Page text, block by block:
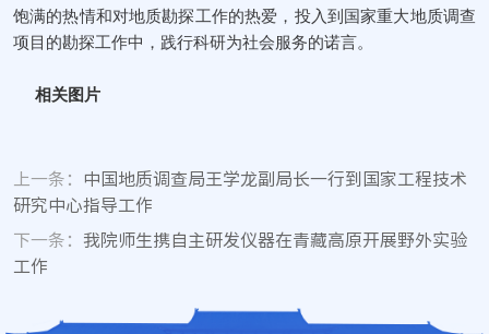
饱满的热情和对地质勘探工作的热爱，投入到国家重大地质调查
项目的勘探工作中，践行科研为社会服务的诺言。
相关图片
上一条： 中国地质调查局王学龙副局长一行到国家工程技术
研究中心指导工作
下一条： 我院师生携自主研发仪器在青藏高原开展野外实验
工作